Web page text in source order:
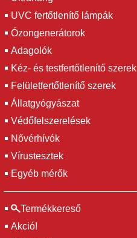
UVC fertőtlenítő lámpák
Ózongenerátorok
Adagolók
Kéz- és testfertőtlenítő szerek
Felületfertőtlenítő szerek
Állatgyógyászat
Védőfelszerelések
Nővérhívók
Vírustesztek
Egyéb mérők
Termékkereső
Akció!